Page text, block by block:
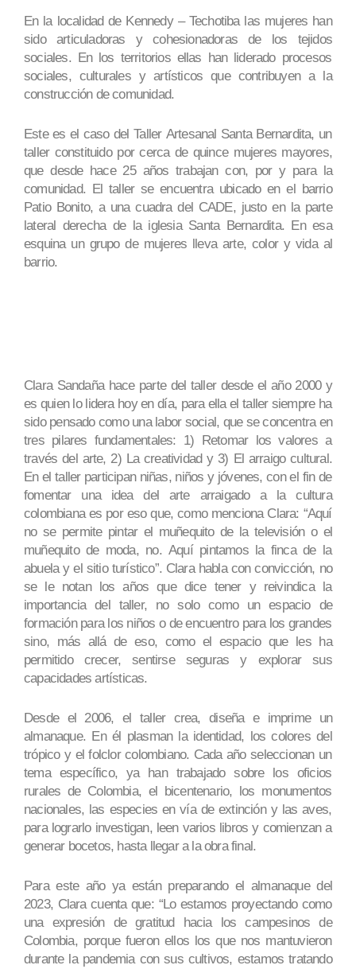
En la localidad de Kennedy – Techotiba las mujeres han
sido articuladoras y cohesionadoras de los tejidos
sociales. En los territorios ellas han liderado procesos
sociales, culturales y artísticos que contribuyen a la
construcción de comunidad.
Este es el caso del Taller Artesanal Santa Bernardita, un
taller constituido por cerca de quince mujeres mayores,
que desde hace 25 años trabajan con, por y para la
comunidad. El taller se encuentra ubicado en el barrio
Patio Bonito, a una cuadra del CADE, justo en la parte
lateral derecha de la iglesia Santa Bernardita. En esa
esquina un grupo de mujeres lleva arte, color y vida al
barrio.
Clara Sandaña hace parte del taller desde el año 2000 y
es quien lo lidera hoy en día, para ella el taller siempre ha
sido pensado como una labor social, que se concentra en
tres pilares fundamentales: 1) Retomar los valores a
través del arte, 2) La creatividad y 3) El arraigo cultural.
En el taller participan niñas, niños y jóvenes, con el fin de
fomentar una idea del arte arraigado a la cultura
colombiana es por eso que, como menciona Clara: “Aquí
no se permite pintar el muñequito de la televisión o el
muñequito de moda, no. Aquí pintamos la finca de la
abuela y el sitio turístico”. Clara habla con convicción, no
se le notan los años que dice tener y reivindica la
importancia del taller, no solo como un espacio de
formación para los niños o de encuentro para los grandes
sino, más allá de eso, como el espacio que les ha
permitido crecer, sentirse seguras y explorar sus
capacidades artísticas.
Desde el 2006, el taller crea, diseña e imprime un
almanaque. En él plasman la identidad, los colores del
trópico y el folclor colombiano. Cada año seleccionan un
tema específico, ya han trabajado sobre los oficios
rurales de Colombia, el bicentenario, los monumentos
nacionales, las especies en vía de extinción y las aves,
para lograrlo investigan, leen varios libros y comienzan a
generar bocetos, hasta llegar a la obra final.
Para este año ya están preparando el almanaque del
2023, Clara cuenta que: “Lo estamos proyectando como
una expresión de gratitud hacia los campesinos de
Colombia, porque fueron ellos los que nos mantuvieron
durante la pandemia con sus cultivos, estamos tratando